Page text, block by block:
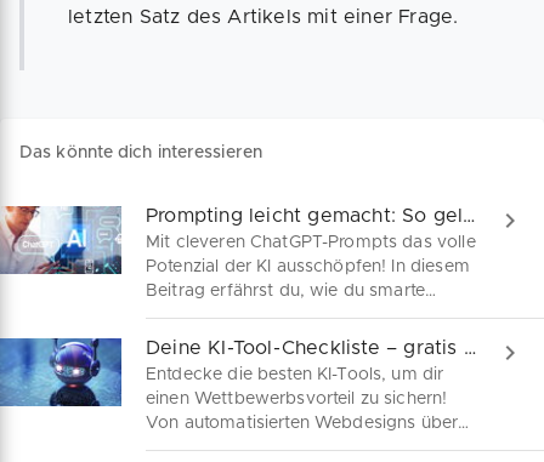
letzten Satz des Artikels mit einer Frage.
Das könnte dich interessieren
Prompting leicht gemacht: So gelingen perfekte Prompts
Mit cleveren ChatGPT-Prompts das volle
Potenzial der KI ausschöpfen! In diesem
Beitrag erfährst du, wie du smarte
Anweisungen gibst, um schnell bessere
Antworten zu erzielen – egal ob
Marketing, Vertrieb oder
Prozessoptimierung, ganz ohne
technisches Vorwissen!
Deine KI-Tool-Checkliste – gratis downloaden!
Entdecke die besten KI-Tools, um dir
einen Wettbewerbsvorteil zu sichern!
Von automatisierten Webdesigns über
geniale Content-Erstellung bis hin zu